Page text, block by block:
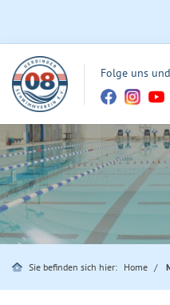
Folge uns
Sie befinden sich hier: Home